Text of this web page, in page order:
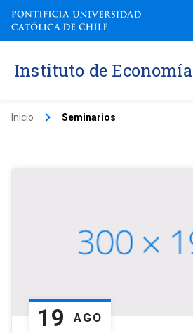
Instituto de Economía
Inicio keyboard_arrow_right Seminarios
19 AGO